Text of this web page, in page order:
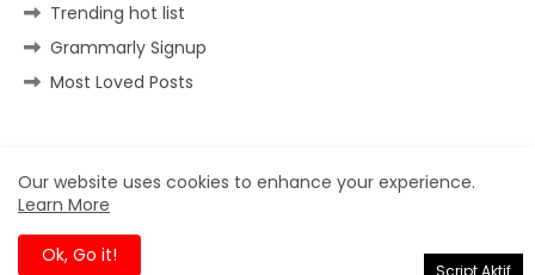
Trending hot list
Grammarly Signup
Most Loved Posts
Home Contact us Privacy Policy
Our website uses cookies to enhance your experience.
Learn More
Ok, Go it!
Script Aktif